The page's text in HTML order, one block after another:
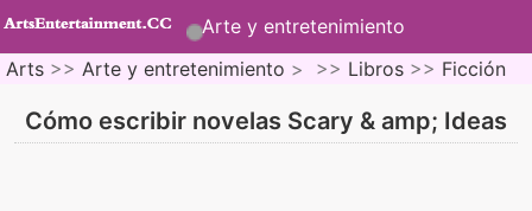
Arte y entretenimiento
Arts >> Arte y entretenimiento > >> Libros >> Ficción
Cómo escribir novelas Scary & amp; Ideas